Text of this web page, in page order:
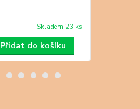
Skladem 23 ks
Přidat do košíku